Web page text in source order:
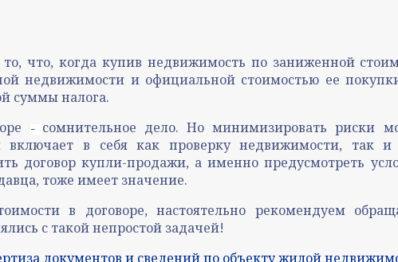
что, когда купив недвижимость по заниженной
недвижимости и официальной стоимостью ее
суммы налога.
–
сомнительное дело. Но минимизировать риски
включает в себя как проверку недвижимости, так и
договор купли-продажи, а именно предусмотреть
тоже имеет значение.
в договоре, настоятельно рекомендуем
с такой непростой задачей!
документов и сведений по объекту жилой